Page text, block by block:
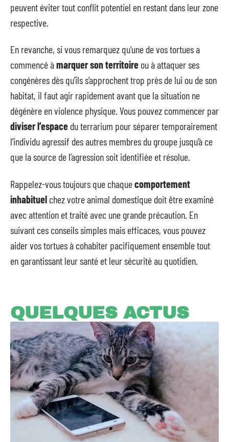
peuvent éviter tout conflit potentiel en restant dans leur zone
respective.
En revanche, si vous remarquez qu’une de vos tortues a
commencé àmarquer son territoire ou à attaquer ses
congénères dès qu’ils s’approchent trop près de lui ou de son
habitat, il faut agir rapidement avant que la situation ne
dégénère en violence physique. Vous pouvez commencer par
diviser l’espace du terrarium pour séparer temporairement
l’individu agressif des autres membres du groupe jusqu’à ce
que la source de l’agression soit identifiée et résolue.
Rappelez-vous toujours que chaquecomportement
inhabituel chez votre animal domestique doit être examiné
avec attention et traité avec une grande précaution. En
suivant ces conseils simples mais efficaces, vous pouvez
aider vos tortues à cohabiter pacifiquement ensemble tout
en garantissant leur santé et leur sécurité au quotidien.
QUELQUES ACTUS